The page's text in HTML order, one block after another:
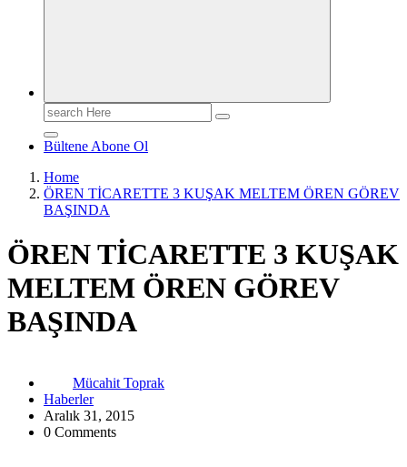
Search
for:
Bültene Abone Ol
Home
ÖREN TİCARETTE 3 KUŞAK MELTEM ÖREN GÖREV
BAŞINDA
ÖREN TİCARETTE 3 KUŞAK
MELTEM ÖREN GÖREV
BAŞINDA
Mücahit Toprak
Haberler
Aralık 31, 2015
0 Comments